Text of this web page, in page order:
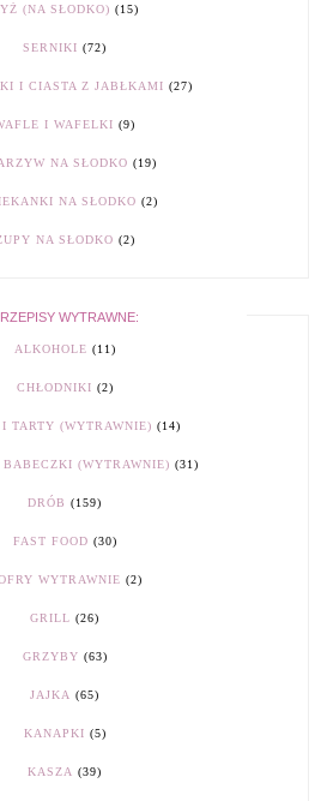
(NA SŁODKO) (15)
SERNIKI (72)
I CIASTA Z JABŁKAMI (27)
I WAFELKI (9)
NA SŁODKO (19)
NA SŁODKO (2)
NA SŁODKO (2)
WYTRAWNE:
ALKOHOLE (11)
CHŁODNIKI (2)
TARTY (WYTRAWNIE) (14)
(WYTRAWNIE) (31)
DRÓB (159)
FAST FOOD (30)
WYTRAWNIE (2)
GRILL (26)
GRZYBY (63)
JAJKA (65)
KANAPKI (5)
KASZA (39)